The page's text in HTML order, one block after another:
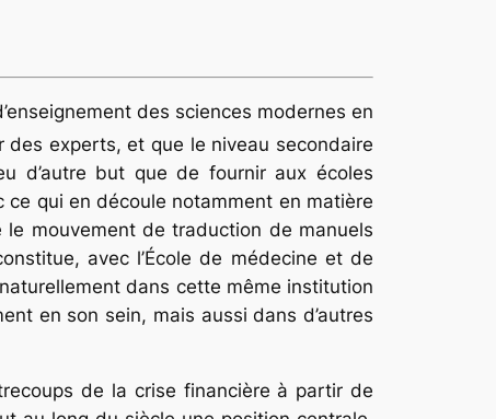
des sciences modernes en
experts, et que le niveau secondaire
d’autre but que de fournir aux écoles
qui en découle notamment en matière
le mouvement de traduction de manuels
avec l’École de médecine et de
dans cette même institution
en son sein, mais aussi dans d’autres
de la crise financière à partir de